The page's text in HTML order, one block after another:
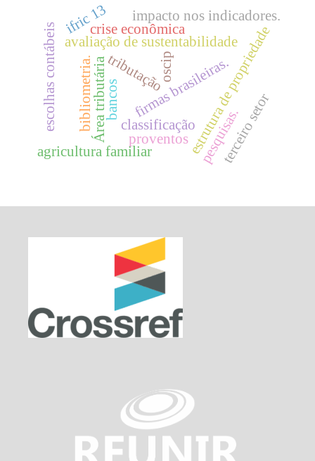
classificação
Área tributáriatributação estrutura de propriedade
firmas brasileiras.
avaliação de sustentabilidade
agricultura familiar
bibliometria. bancos
crise econômica
impacto nos indicadores.
pesquisas.terceiro setor
oscip
ifric 13
escolhas contábeis
proventos